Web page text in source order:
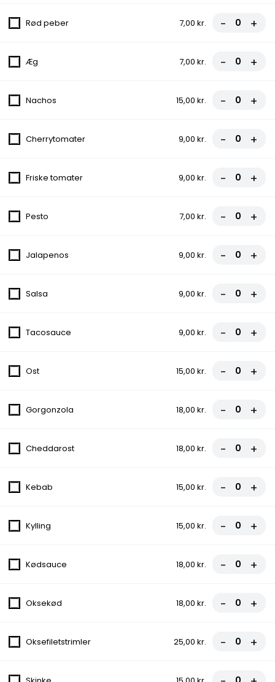
5.Fcm Special Pizza
fra 86,00 kr.
6.Toska Pizza
Champignon, Creme fraiche
7.Musti Special Pizza
Bacon
Tomatsauce, Ost, Kødsauce, Spaghetti,
Cocktailpølser
Tomatsauce, Ost, Champignon, Oksekød,
Pepperoni, Gorgonzola
Tomatsauce, Ost, Oksekød, Bacon, Løg,
Champignon, Æg
Tomatsauce, Ost, Oksekød, Kebab,
fra
Tomatsauce, Ost, Oksekød,
fra 93,00 kr.
Rød peber 7,00 kr. - +
Æg 7,00 kr. - +
Nachos 15,00 kr. - +
Cherrytomater 9,00 kr. - +
Friske tomater 9,00 kr. - +
Pesto 7,00 kr. - +
Jalapenos 9,00 kr. - +
Salsa 9,00 kr. - +
Tacosauce 9,00 kr. - +
Ost 15,00 kr. - +
Gorgonzola 18,00 kr. - +
Cheddarost 18,00 kr. - +
Kebab 15,00 kr. - +
Kylling 15,00 kr. - +
Kødsauce 18,00 kr. - +
Oksekød 18,00 kr. - +
Oksefiletstrimler 25,00 kr. - +